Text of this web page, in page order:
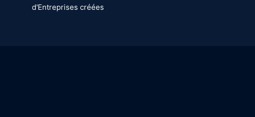
d'Entreprises créées